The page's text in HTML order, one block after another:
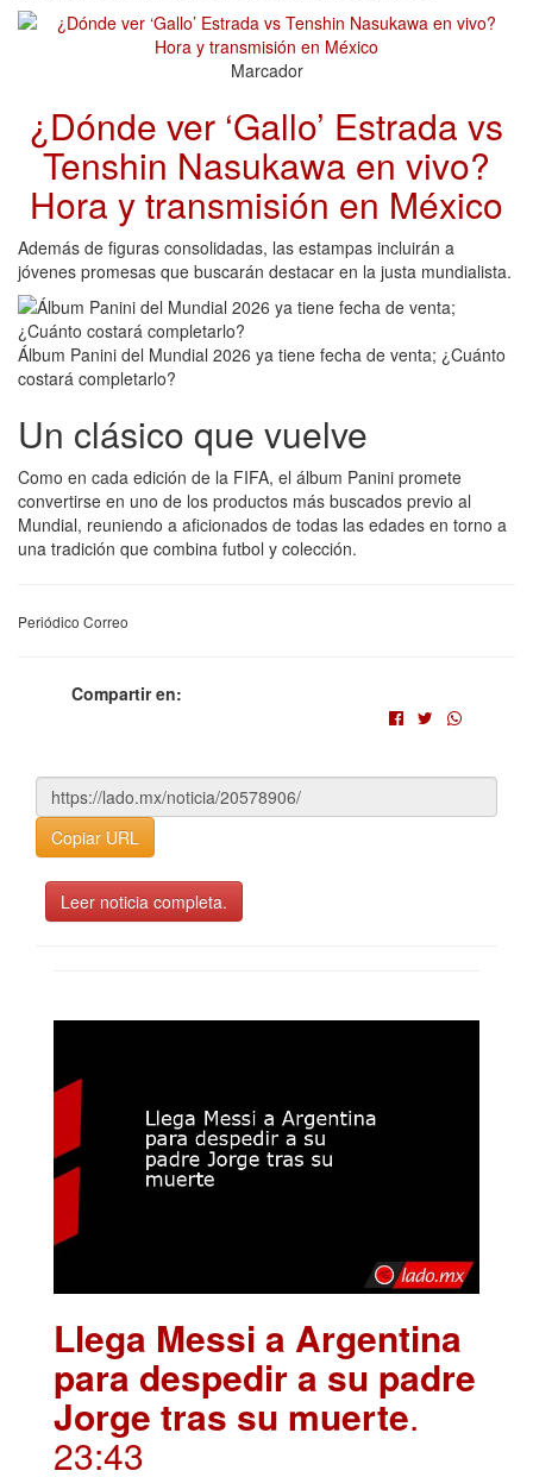
Marcador
¿Dónde ver ‘Gallo’ Estrada vs
Tenshin Nasukawa en vivo?
Hora y transmisión en México
Además de figuras consolidadas, las estampas incluirán a
jóvenes promesas que buscarán destacar en la justa mundialista.
Álbum Panini del Mundial 2026 ya tiene fecha de venta; ¿Cuánto
costará completarlo?
Un clásico que vuelve
Como en cada edición de la FIFA, el álbum Panini promete
convertirse en uno de los productos más buscados previo al
Mundial, reuniendo a aficionados de todas las edades en torno a
una tradición que combina futbol y colección.
Periódico Correo
Compartir en:
Copiar URL
Leer noticia completa.
Llega Messi a Argentina
para despedir a su padre
Jorge tras su muerte.
23:43